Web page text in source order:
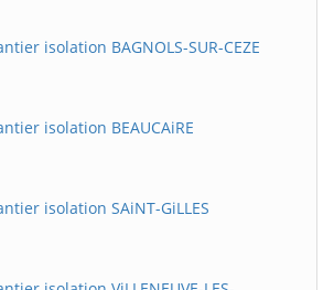
isolation BAGNOLS-SUR-CEZE
isolation BEAUCAiRE
isolation SAiNT-GiLLES